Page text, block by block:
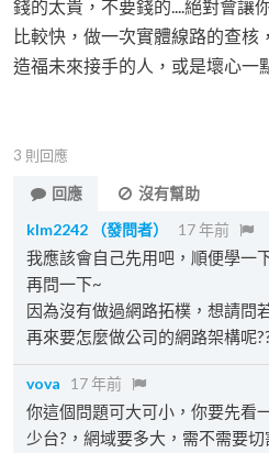
錢的太貴，不要錢的....絕對會讓
比較快，做一次實體線路的查核
造福未來接手的人，或是壞心一
3 則回應
回應
沒有幫助
klm2242
（發問者） 17 年前
我應該會自己先用吧，順便學一
再問一下~
因為沒有做過網路拓樸，想請問
再來要怎麼做公司的網路架構呢
vova 17 年前
你這個問題可大可小，你要先看
少台?，網域要多大，需不需要